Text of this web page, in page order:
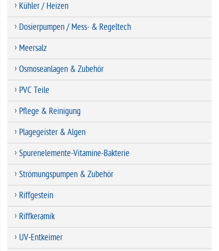
Kühler / Heizen
Dosierpumpen / Mess- & Regeltech
Meersalz
Osmoseanlagen & Zubehör
PVC Teile
Pflege & Reinigung
Plagegeister & Algen
Spurenelemente-Vitamine-Bakterie
Strömungspumpen & Zubehör
Riffgestein
Riffkeramik
UV-Entkeimer